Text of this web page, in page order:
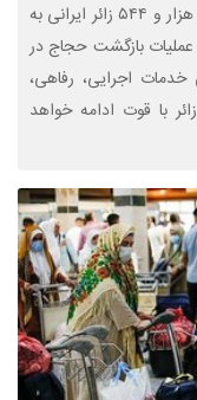
رئیس سازمان حج و زیارت با اعلام بازگشت ۲۷ هزار و ۵۴۴ زائر ایرانی به
بازگشت حجاج در
اجرایی، رفاهی،
با قوت ادامه خواهد